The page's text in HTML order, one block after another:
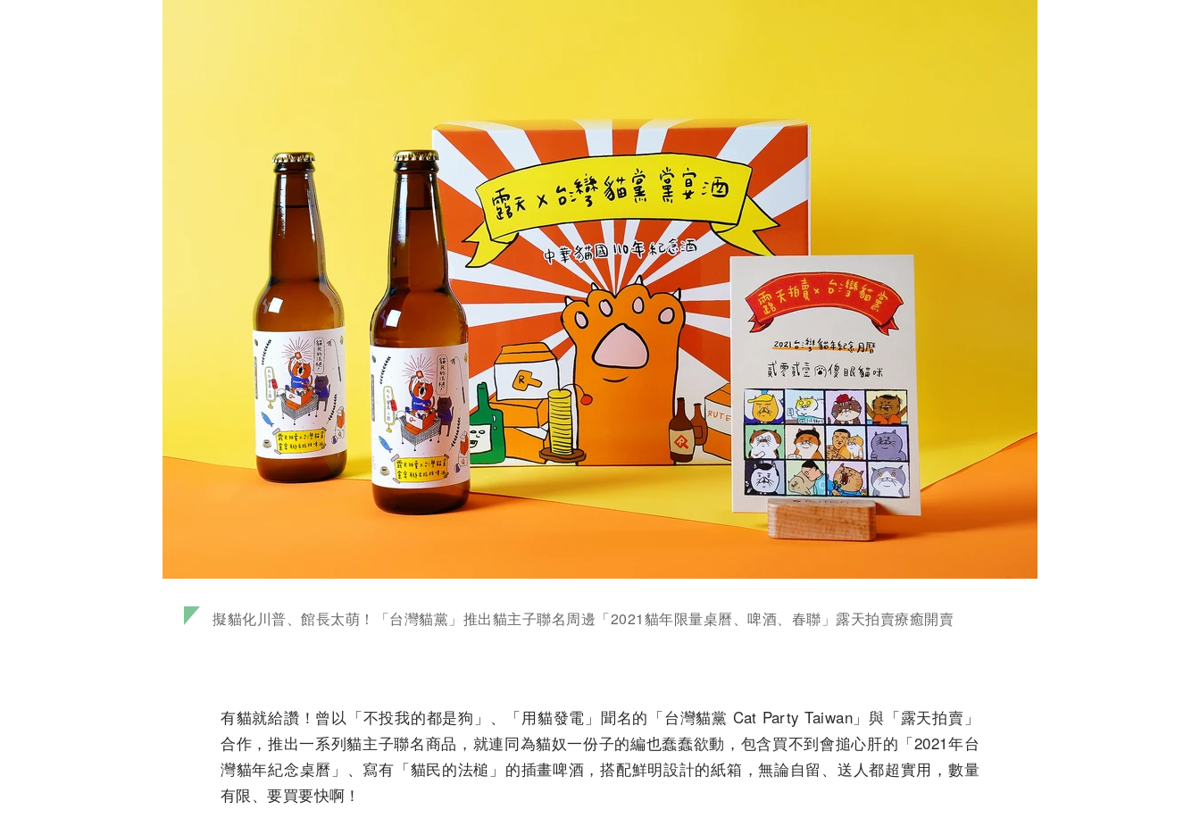
擬貓化川普、館長太萌！「台灣貓黨」推出貓主子聯名周邊「2021貓年限量桌曆、啤酒、春聯」露天拍賣療癒開賣
有貓就給讚！曾以「不投我的都是狗」、「用貓發電」聞名的「台灣貓黨 Cat Party Taiwan」與「露天拍賣」
合作，推出一系列貓主子聯名商品，就連同為貓奴一份子的編也蠢蠢欲動，包含買不到會搥心肝的「2021年台
灣貓年紀念桌曆」、寫有「貓民的法槌」的插畫啤酒，搭配鮮明設計的紙箱，無論自留、送人都超實用，數量
有限、要買要快啊！